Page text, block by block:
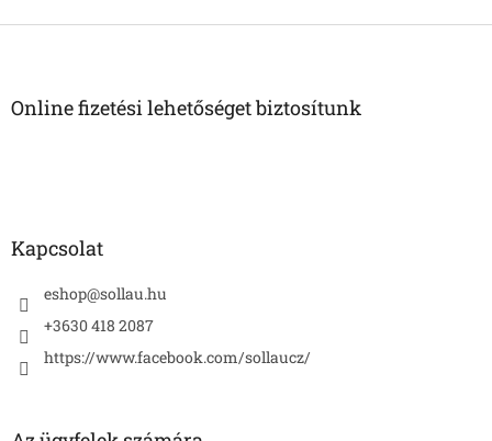
L
Online fizetési lehetőséget biztosítunk
Kapcsolat
eshop@sollau.hu
+3630 418 2087
https://www.facebook.com/sollaucz/